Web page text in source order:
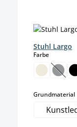
Stuhl Largo
Farbeauswählen
Grundmaterial